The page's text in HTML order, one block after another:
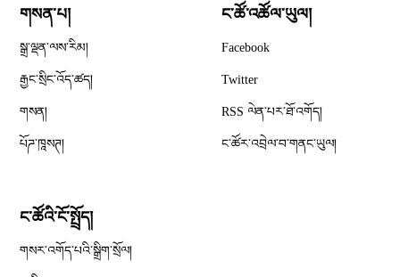
གསན་པ།
སྒྲ་ལྡན་ལས་རིམ།
རྒྱང་སྲིང་འོད་ཚད།
གསན།
པོཌ་ཁཱསཊ།
ང་ཚོ་འཚོལ་ཡུལ།
Facebook
Twitter
RSS ལེན་པར་ཐོ་འགོད།
ང་ཚོར་འབྲེལ་བ་གནང་ཡུལ།
ང་ཚོའི་ངོ་སྤྲོད།
གསར་འགོད་པའི་སྒྲིག་སྲོལ།